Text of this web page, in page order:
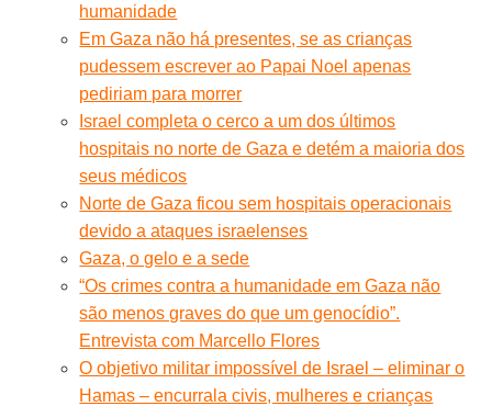
humanidade
Em Gaza não há presentes, se as crianças
pudessem escrever ao Papai Noel apenas
pediriam para morrer
Israel completa o cerco a um dos últimos
hospitais no norte de Gaza e detém a maioria dos
seus médicos
Norte de Gaza ficou sem hospitais operacionais
devido a ataques israelenses
Gaza, o gelo e a sede
“Os crimes contra a humanidade em Gaza não
são menos graves do que um genocídio”.
Entrevista com Marcello Flores
O objetivo militar impossível de Israel – eliminar o
Hamas – encurrala civis, mulheres e crianças